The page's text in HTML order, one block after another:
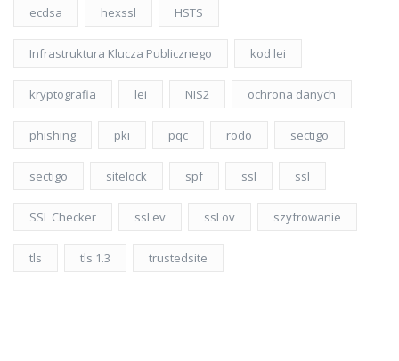
ecdsa hexssl HSTS
Infrastruktura Klucza Publicznego kod lei
kryptografia lei NIS2 ochrona danych
phishing pki pqc rodo sectigo
sectigo sitelock spf ssl ssl
SSL Checker ssl ev ssl ov szyfrowanie
tls tls 1.3 trustedsite